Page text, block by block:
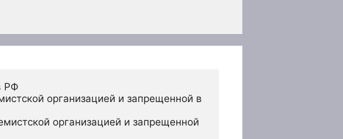
РФ
организацией и запрещенной в
организацией и запрещенной